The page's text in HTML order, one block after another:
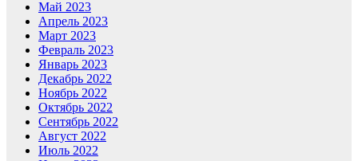
Май 2023
Апрель 2023
Март 2023
Февраль 2023
Январь 2023
Декабрь 2022
Ноябрь 2022
Октябрь 2022
Сентябрь 2022
Август 2022
Июль 2022